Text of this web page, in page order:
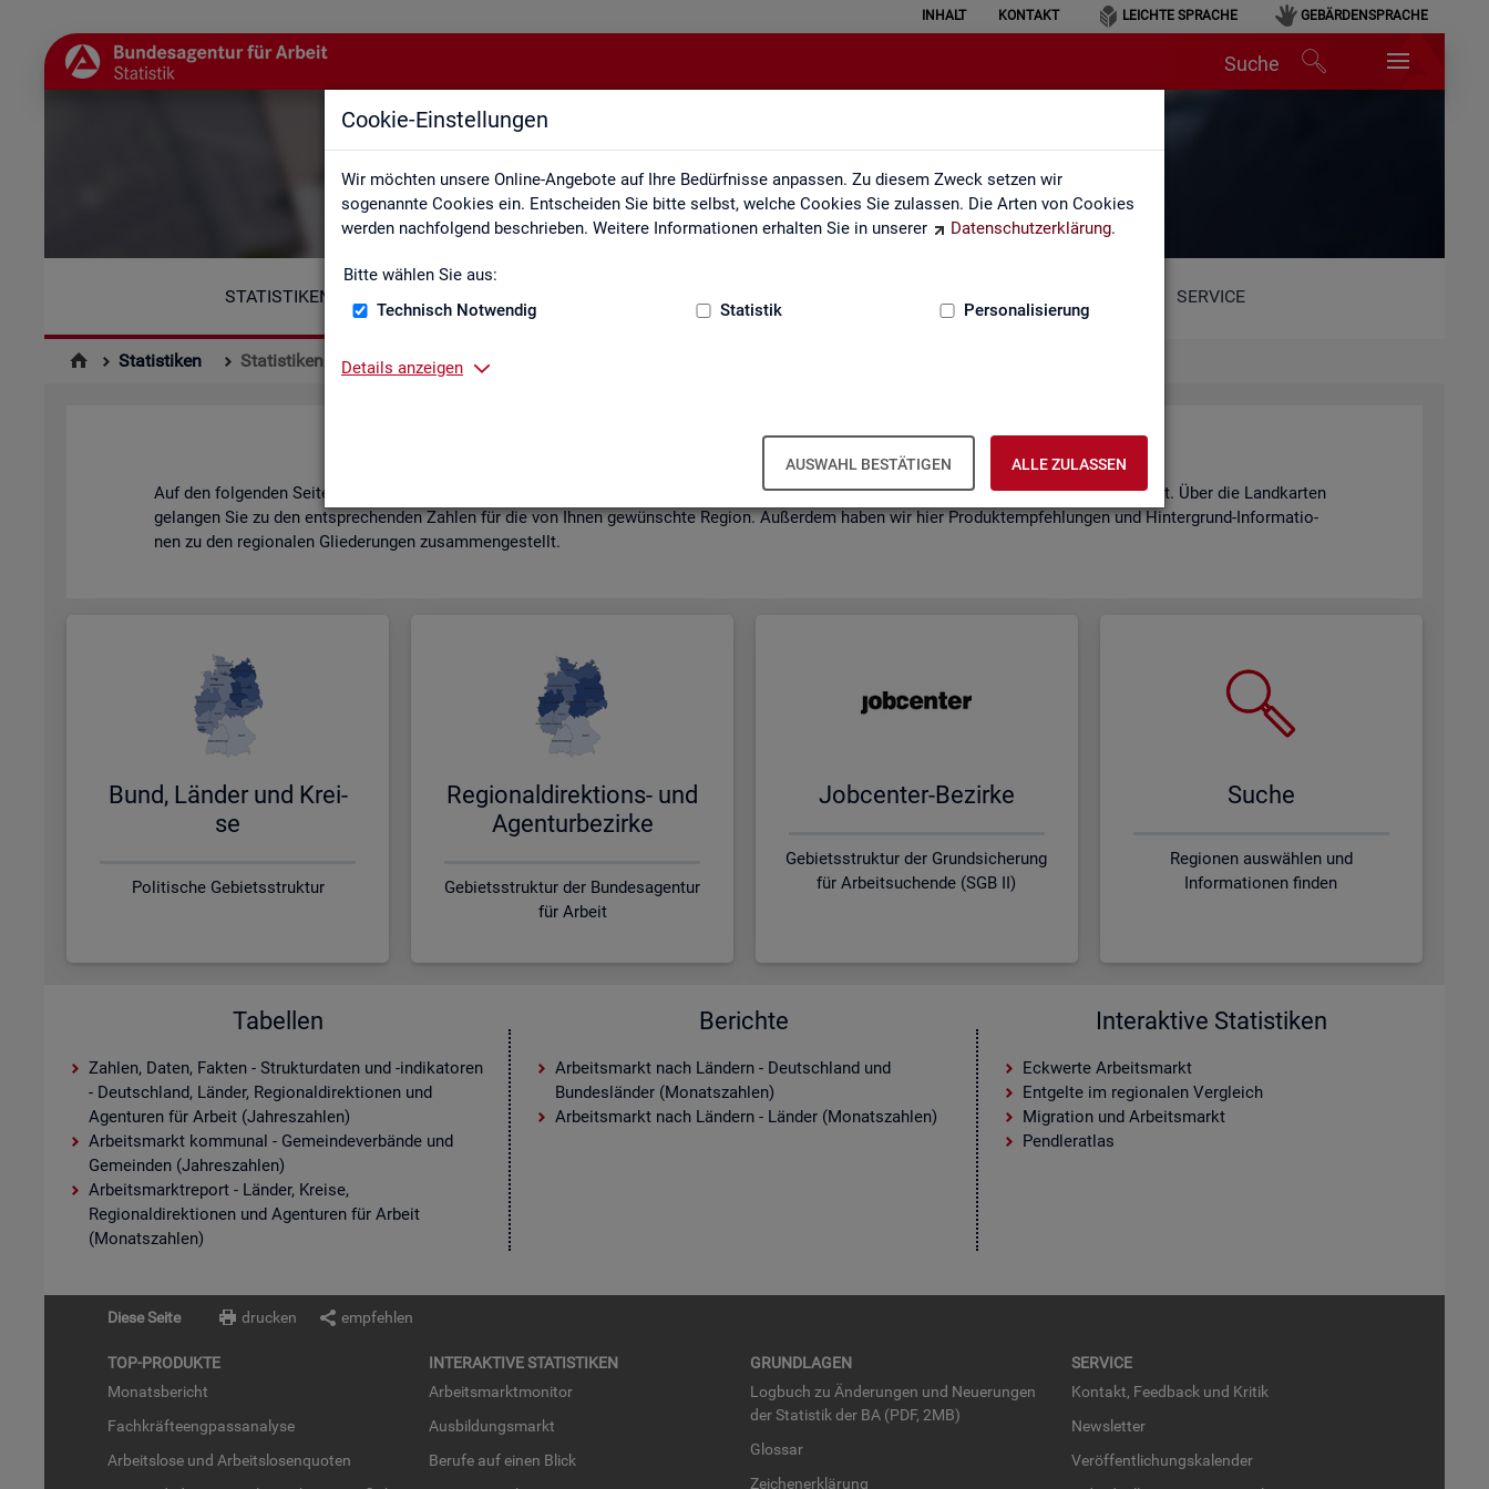
Cookie-Einstellungen
Wir möchten unsere Online-Angebote auf Ihre Bedürfnisse anpassen. Zu diesem Zweck setzen wir
sogenannte Cookies ein. Entscheiden Sie bitte selbst, welche Cookies Sie zulassen. Die Arten von Cookies
werden nachfolgend beschrieben. Weitere Informationen erhalten Sie in unserer
Datenschutzerklärung.
Bitte wählen Sie aus:
Technisch Notwendig
Statistik Personalisierung
Details anzeigen
AUSWAHL BESTÄTIGEN ALLE ZULASSEN
INHALT KONTAKT LEICHTE SPRACHE GEBÄRDENSPRACHE
Suche
Statistiken nach Regionen
STATISTIKEN SERVICE
Statistiken Statistiken nach Regionen
Sta­tis­ti­ken nach Re­gio­nen
Auf den fol­gen­den Sei­ten fin­den Sie Land­kar­ten und Ta­bel­len mit den wich­tigs­ten ak­tu­el­len Eck­wer­ten zum Ar­beits- und Aus­bil­dungs­markt. Über die Land­kar­ten
ge­lan­gen Sie zu den ent­spre­chen­den Zah­len für die von Ihnen ge­wünsch­te Re­gi­on. Au­ßer­dem haben wir hier Pro­dukt­emp­feh­lun­gen und Hin­ter­grund-In­for­ma­tio­
nen zu den re­gio­na­len Glie­de­run­gen zu­sam­men­ge­stellt.
Bund, Län­der und Krei­
se
Politische Gebietsstruktur
Re­gio­nal­di­rek­ti­ons- und
Agen­tur­be­zir­ke
Gebietsstruktur der Bundesagentur
für Arbeit
Job­cen­ter-Be­zir­ke
Gebietsstruktur der Grundsicherung
für Arbeitsuchende (SGB II)
Suche
Regionen auswählen und
Informationen finden
Tabellen
Zahlen, Daten, Fakten - Strukturdaten und -indikatoren
- Deutschland, Länder, Regionaldirektionen und
Agenturen für Arbeit (Jahreszahlen)
Arbeitsmarkt kommunal - Gemeindeverbände und
Gemeinden (Jahreszahlen)
Arbeitsmarktreport - Länder, Kreise,
Regionaldirektionen und Agenturen für Arbeit
(Monatszahlen)
Berichte
Arbeitsmarkt nach Ländern - Deutschland und
Bundesländer (Monatszahlen)
Arbeitsmarkt nach Ländern - Länder (Monatszahlen)
Interaktive Statistiken
Eckwerte Arbeitsmarkt
Entgelte im regionalen Vergleich
Migration und Arbeitsmarkt
Pendleratlas
Diese Seite drucken empfehlen
TOP-PRO­DUK­TE
Mo­nats­be­richt
Fach­kräf­te­eng­pass­ana­ly­se
Ar­beits­lo­se und Ar­beits­lo­sen­quo­ten
IN­TER­AK­TI­VE STA­TIS­TI­KEN
Ar­beits­markt­mo­ni­tor
Aus­bil­dungs­markt
Be­ru­fe auf einen Blick
GRUND­LA­GEN
Log­buch zu Än­de­run­gen und Neue­run­gen
der Sta­tis­tik der BA (PDF, 2MB)
Glos­sar
Zei­chen­er­klä­rung
SER­VICE
Kon­takt, Feed­back und Kri­tik
News­let­ter
Ver­öf­fent­li­chungs­ka­len­der